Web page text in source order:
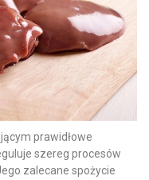
prawidłowe
szereg procesów
zalecane spożycie